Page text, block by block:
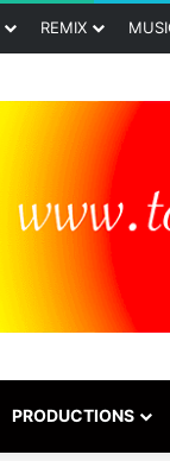
REMIX
PRODUCTIONS